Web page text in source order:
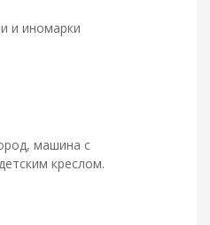
и иномарки
машина с
креслом.